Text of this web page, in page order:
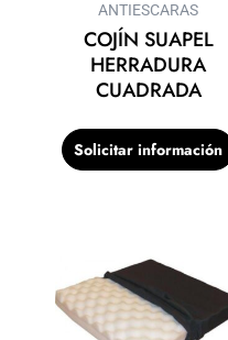
ANTIESCARAS
COJÍN SUAPEL
HERRADURA
CUADRADA
Solicitar información